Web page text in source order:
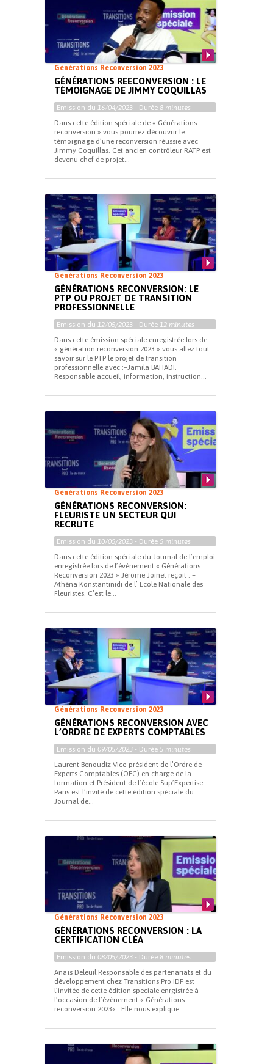
Générations Reconversion 2023
GÉNÉRATIONS REECONVERSION : LE
TÉMOIGNAGE DE JIMMY COQUILLAS
Emission du 16/04/2023 - Durée 8 minutes
Dans cette édition spéciale de « Générations
reconversion » vous pourrez découvrir le
témoignage d’une reconversion réussie avec
Jimmy Coquillas. Cet ancien contrôleur RATP est
devenu chef de projet...
Générations Reconversion 2023
GÉNÉRATIONS RECONVERSION: LE
PTP OU PROJET DE TRANSITION
PROFESSIONNELLE
Emission du 12/05/2023 - Durée 12 minutes
Dans cette émission spéciale enregistrée lors de
« génération reconversion 2023 » vous allez tout
savoir sur le PTP le projet de transition
professionnelle avec :–Jamila BAHADI,
Responsable accueil, information, instruction...
Générations Reconversion 2023
GÉNÉRATIONS RECONVERSION:
FLEURISTE UN SECTEUR QUI
RECRUTE
Emission du 10/05/2023 - Durée 5 minutes
Dans cette édition spéciale du Journal de l’emploi
enregistrée lors de l’évènement « Générations
Reconversion 2023 » Jérôme Joinet reçoit : –
Athéna Konstantinidi de l’ Ecole Nationale des
Fleuristes. C’est le...
Générations Reconversion 2023
GÉNÉRATIONS RECONVERSION AVEC
L’ORDRE DE EXPERTS COMPTABLES
Emission du 09/05/2023 - Durée 5 minutes
Laurent Benoudiz Vice-président de l’Ordre de
Experts Comptables (OEC) en charge de la
formation et Président de l’école Sup’Expertise
Paris est l’invité de cette édition spéciale du
Journal de...
Générations Reconversion 2023
GÉNÉRATIONS RECONVERSION : LA
CERTIFICATION CLÉA
Emission du 08/05/2023 - Durée 8 minutes
Anaïs Deleuil Responsable des partenariats et du
développement chez Transitions Pro IDF est
l’invitée de cette édition speciale enrgistrée à
l’occasion de l’évènement « Générations
reconversion 2023« . Elle nous explique...